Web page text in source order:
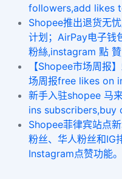
followers,add likes
Shopee推出退货无
计划；AirPay电子钱
粉絲,instagram 點
【Shopee市场周报
场周报free likes on
新手入驻shopee 马
ins subscribers,buy
Shopee菲律宾站点
粉丝、华人粉丝和IG
Instagram点赞功能。